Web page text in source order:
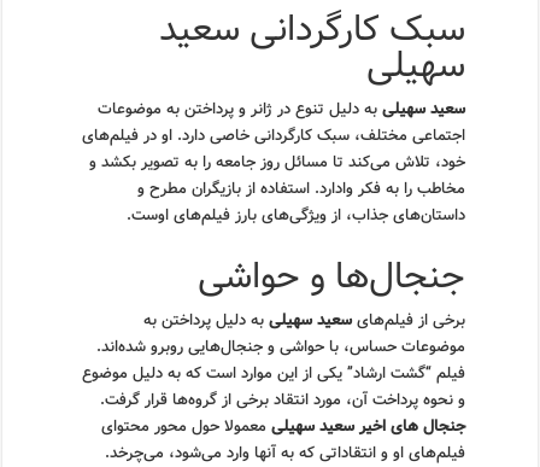
سبک کارگردانی سعید
سهیلی
سعید سهیلیبه دلیل تنوع در ژانر و پرداختن به موضوعات
اجتماعی مختلف، سبک کارگردانی خاصی دارد. او در فیلم‌های
خود، تلاش می‌کند تا مسائل روز جامعه را به تصویر بکشد و
مخاطب را به فکر وادارد. استفاده از بازیگران مطرح و
داستان‌های جذاب، از ویژگی‌های بارز فیلم‌های اوست.
جنجال‌ها و حواشی
برخی از فیلم‌هایسعید سهیلیبه دلیل پرداختن به
موضوعات حساس، با حواشی و جنجال‌هایی روبرو شده‌اند.
فیلم “گشت ارشاد” یکی از این موارد است که به دلیل موضوع
و نحوه پرداخت آن، مورد انتقاد برخی از گروه‌ها قرار گرفت.
جنجال های اخیر سعید سهیلی معمولا حول محور محتوای
فیلم‌های او و انتقاداتی که به آنها وارد می‌شود، می‌چرخد.